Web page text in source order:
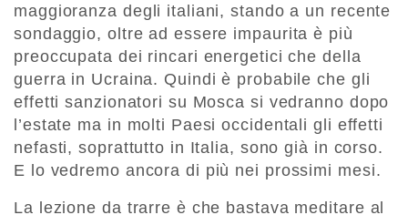
maggioranza degli italiani, stando a un recente
sondaggio, oltre ad essere impaurita è più
preoccupata dei rincari energetici che della
guerra in Ucraina. Quindi è probabile che gli
effetti sanzionatori su Mosca si vedranno dopo
l’estate ma in molti Paesi occidentali gli effetti
nefasti, soprattutto in Italia, sono già in corso.
E lo vedremo ancora di più nei prossimi mesi.
La lezione da trarre è che bastava meditare al